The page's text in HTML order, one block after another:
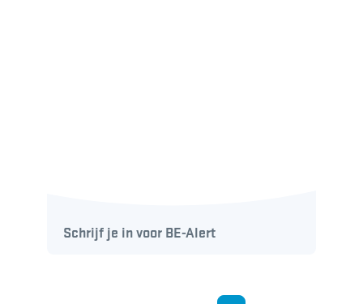
Schrijf je in voor BE-Alert